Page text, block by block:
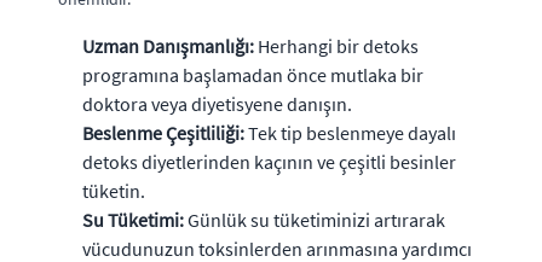
Uzman Danışmanlığı: Herhangi bir detoks
programına başlamadan önce mutlaka bir
doktora veya diyetisyene danışın.
Beslenme Çeşitliliği:Tek tip beslenmeye dayalı
detoks diyetlerinden kaçının ve çeşitli besinler
tüketin.
Su Tüketimi:Günlük su tüketiminizi artırarak
vücudunuzun toksinlerden arınmasına yardımcı